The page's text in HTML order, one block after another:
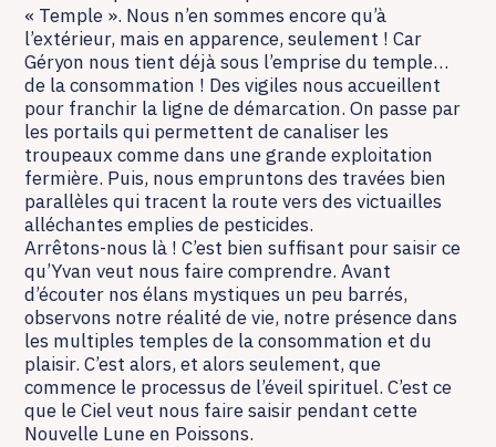
« Temple ». Nous n’en sommes encore qu’à
l’extérieur, mais en apparence, seulement ! Car
Géryon nous tient déjà sous l’emprise du temple…
de la consommation ! Des vigiles nous accueillent
pour franchir la ligne de démarcation. On passe par
les portails qui permettent de canaliser les
troupeaux comme dans une grande exploitation
fermière. Puis, nous empruntons des travées bien
parallèles qui tracent la route vers des victuailles
alléchantes emplies de pesticides.
Arrêtons-nous là ! C’est bien suffisant pour saisir ce
qu’Yvan veut nous faire comprendre. Avant
d’écouter nos élans mystiques un peu barrés,
observons notre réalité de vie, notre présence dans
les multiples temples de la consommation et du
plaisir. C’est alors, et alors seulement, que
commence le processus de l’éveil spirituel. C’est ce
que le Ciel veut nous faire saisir pendant cette
Nouvelle Lune en Poissons.